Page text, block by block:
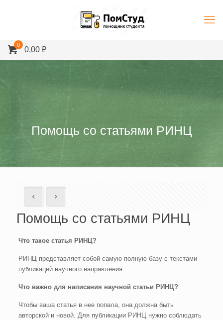
0
0,00 ₽
Помощь со статьями РИНЦ
Помощь со статьями РИНЦ
Что такое статья РИНЦ?
РИНЦ представляет собой самую полную базу с текстами
публикаций научного направления.
Что важно для написания научной статьи РИНЦ?
Чтобы ваша статья в нее попала, она должна быть
авторской и новой. Для публикации РИНЦ нужно соблюдать